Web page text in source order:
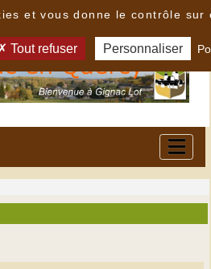
et vous donne le contrôle sur
Tout refuser Personnaliser